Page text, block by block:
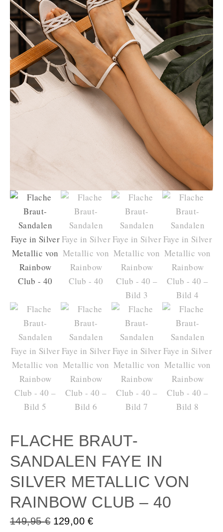
FLACHE BRAUT-
SANDALEN FAYE IN
SILVER METALLIC VON
RAINBOW CLUB – 40
149,95€ 129,00€